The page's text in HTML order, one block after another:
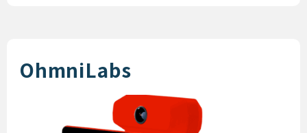
OhmniLabs